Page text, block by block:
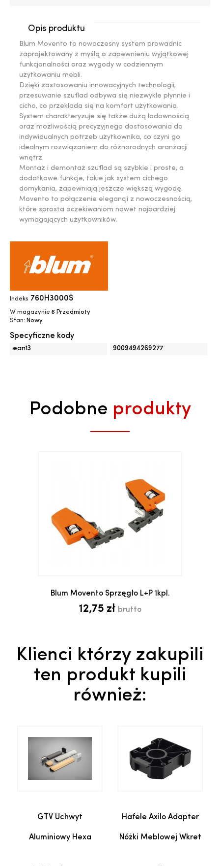
Opis produktu
Blum Movento to nowoczesny system prowadnic
zaprojektowany z myślą o zapewnieniu wyjątkowej
funkcjonalności oraz wygody w codziennym
użytkowaniu mebli.
Dzięki zastosowaniu innowacyjnych technologii,
przesuwanie szuflad odbywa się niezwykle płynnie i
cicho, co przekłada się na komfort użytkowania.
System charakteryzuje się także dużą ładownością
oraz możliwością precyzyjnego dostosowania do
indywidualnych potrzeb użytkownika, co czyni go
idealnym rozwiązaniem do różnorodnych aranżacji
wnętrz.
Montaż i demontaż szuflad są szybkie i proste, a
dodatkowe funkcje, takie jak system cichego
domykania, zapewniają jeszcze większą wygodę.
Movento to połączenie elegancji z nowoczesnością,
które sprosta oczekiwaniom nawet najbardziej
wymagających użytkowników.
Indeks 760H3000S
W magazynie 6 Przedmioty
Stan: Nowy
Specyficzne kody
ean13 9009494269277
Podobne produkty
Blum Movento Sprzęgło L+P 1kpl.
12,75 zł brutto
Klienci którzy zakupili
ten produkt kupili
również:
GTV Uchwyt
Aluminiowy Hexa
Hafele Axilo Adapter
Nóżki Meblowej Wkret